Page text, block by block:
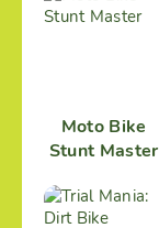
Moto Bike
Stunt Master